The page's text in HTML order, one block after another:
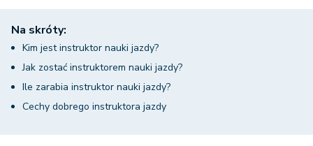
Na skróty:
Kim jest instruktor nauki jazdy?
Jak zostać instruktorem nauki jazdy?
Ile zarabia instruktor nauki jazdy?
Cechy dobrego instruktora jazdy